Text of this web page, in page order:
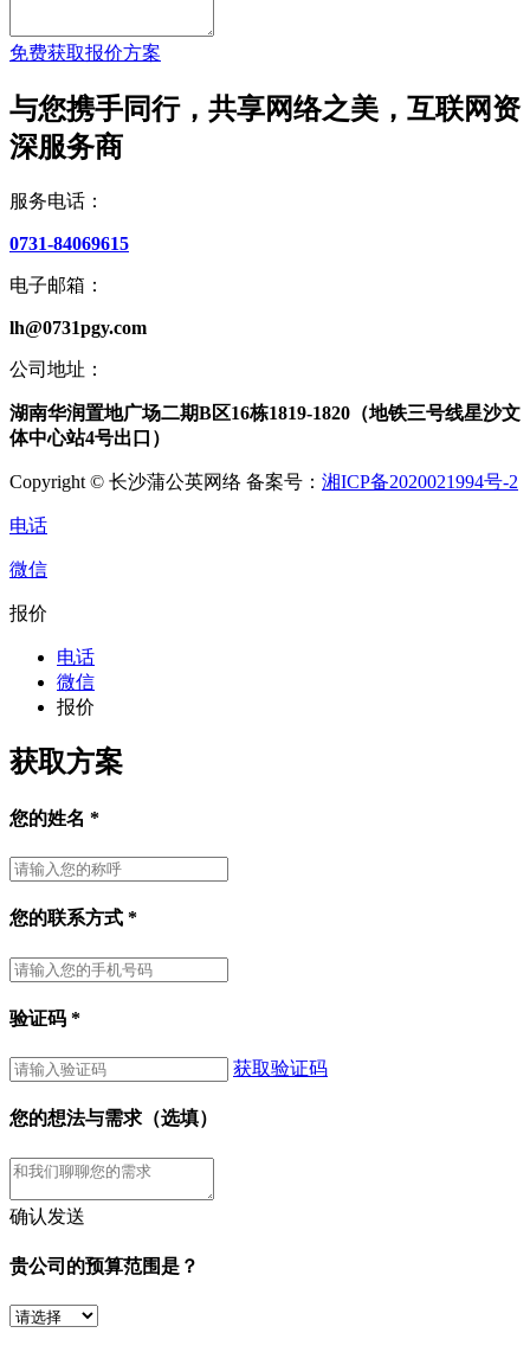
免费获取报价方案
与您携手同行，共享网络之美，互联网资
深服务商
服务电话：
0731-84069615
电子邮箱：
lh@0731pgy.com
公司地址：
湖南华润置地广场二期B区16栋1819-1820（地铁三号线星沙文
体中心站4号出口）
Copyright © 长沙蒲公英网络 备案号： 湘ICP备2020021994号-2
电话
微信
报价
电话
微信
报价
获取方案
您的姓名 *
您的联系方式 *
验证码 *
获取验证码
您的想法与需求（选填）
确认发送
贵公司的预算范围是？